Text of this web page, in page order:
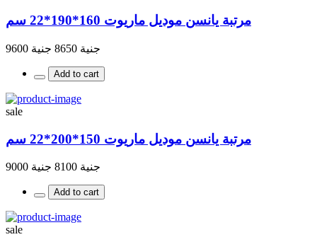
مرتبة يانسن موديل ماريوت 160*190*22 سم
جنية 8650 جنية 9600
Add to cart
sale
مرتبة يانسن موديل ماريوت 150*200*22 سم
جنية 8100 جنية 9000
Add to cart
sale